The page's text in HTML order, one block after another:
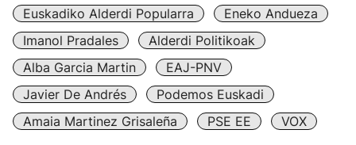
Euskadiko Alderdi Popularra
Eneko Andueza
Imanol Pradales
Alderdi Politikoak
Alba Garcia Martin
EAJ-PNV
Javier De Andrés
Podemos Euskadi
Amaia Martinez Grisaleña
PSE EE VOX